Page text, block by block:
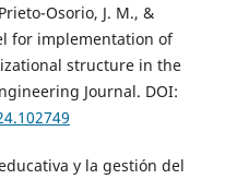
Osorio, J. M., &
for implementation of
structure in the
Journal. DOI:
y la gestión del